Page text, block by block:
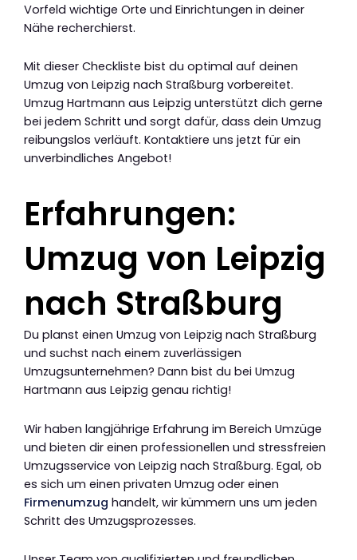
Vorfeld wichtige Orte und Einrichtungen in deiner
Nähe recherchierst.
Mit dieser Checkliste bist du optimal auf deinen
Umzug von Leipzig nach Straßburg vorbereitet.
Umzug Hartmann aus Leipzig unterstützt dich gerne
bei jedem Schritt und sorgt dafür, dass dein Umzug
reibungslos verläuft. Kontaktiere uns jetzt für ein
unverbindliches Angebot!
Erfahrungen:
Umzug von Leipzig
nach Straßburg
Du planst einen Umzug von Leipzig nach Straßburg
und suchst nach einem zuverlässigen
Umzugsunternehmen? Dann bist du bei Umzug
Hartmann aus Leipzig genau richtig!
Wir haben langjährige Erfahrung im Bereich Umzüge
und bieten dir einen professionellen und stressfreien
Umzugsservice von Leipzig nach Straßburg. Egal, ob
es sich um einen privaten Umzug oder einen
Firmenumzug handelt, wir kümmern uns um jeden
Schritt des Umzugsprozesses.